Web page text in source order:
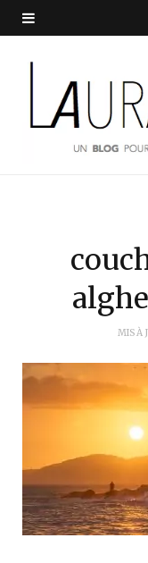
MIS À